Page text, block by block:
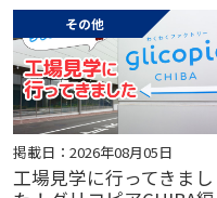
その他
掲載日：2026年08月05日
工場見学に行ってきまし